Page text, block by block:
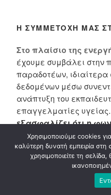
Η ΣΥΜΜΕΤΟΧΉ ΜΑΣ
Στο πλαίσιο της
έχουμε συμβάλει στην
παραδοτέων, ιδιαίτερα
δεδομένων μέσω
ανάπτυξη του
επαγγελματίες υγείας.
εξασφαλίζει ότι η
με εμπειρία
τους λαμβάνεται
έργου.
Χρησιμοποιούμε cookies
καλύτερη δυνατή εμπειρία
χρησιμοποιείτε τη